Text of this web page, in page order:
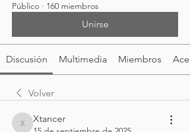
Público · 160 miembros
Unirse
Discusión Multimedia Miembros
Volver
Xtancer
Xtancer